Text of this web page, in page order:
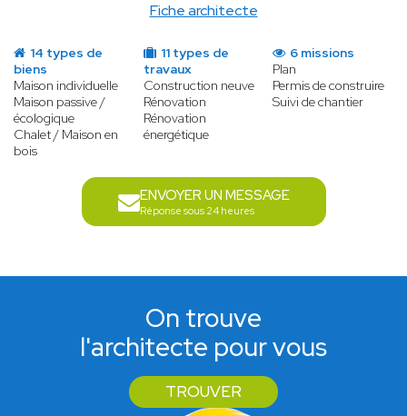
Fiche architecte
14 types de
biens
Maison individuelle
Maison passive /
écologique
Chalet / Maison en
bois
11 types de
travaux
Construction neuve
Rénovation
Rénovation
énergétique
6 missions
Plan
Permis de construire
Suivi de chantier
ENVOYER UN MESSAGE
Réponse sous 24 heures
On trouve
l'architecte pour vous
TROUVER